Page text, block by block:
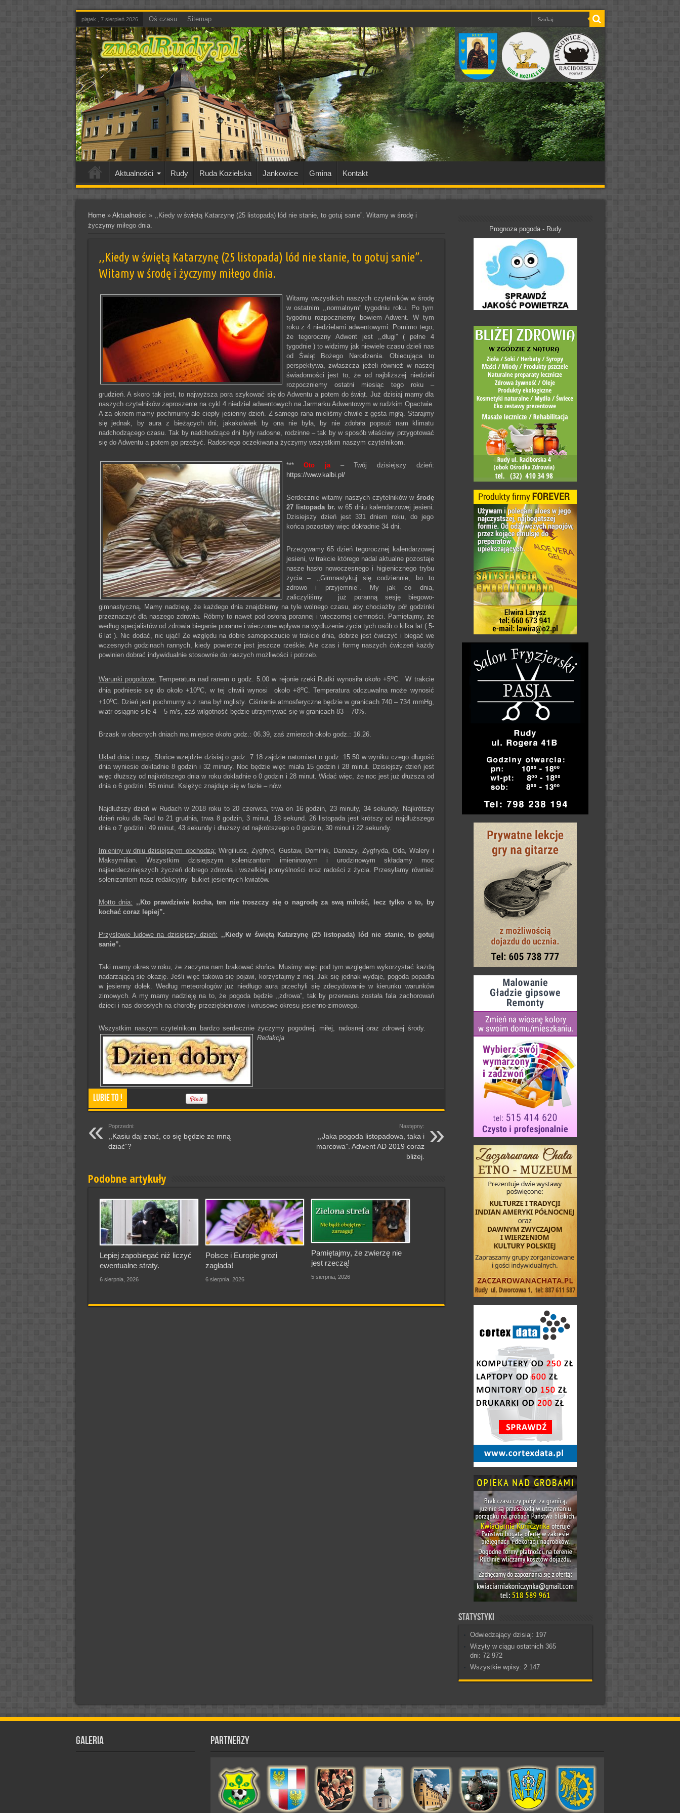
piątek , 7 sierpień 2026 Oś czasu Sitemap
Aktualności Rudy Ruda Kozielska Jankowice Gmina Kontakt
Home» Aktualności » ,,Kiedy w świętą Katarzynę (25 listopada) lód nie stanie, to gotuj sanie”. Witamy w środę i
życzymy miłego dnia.
,,Kiedy w świętą Katarzynę (25 listopada) lód nie stanie, to gotuj sanie”.
Witamy w środę i życzymy miłego dnia.
Witamy wszystkich naszych czytelników w środę
w ostatnim ,,normalnym” tygodniu roku. Po tym
tygodniu rozpoczniemy bowiem Adwent. W tym
roku z 4 niedzielami adwentowymi. Pomimo tego,
że tegoroczny Adwent jest ,,długi” ( pełne 4
tygodnie ) to widzimy jak niewiele czasu dzieli nas
od Świąt Bożego Narodzenia. Obiecująca to
perspektywa, zwłaszcza jeżeli również w naszej
świadomości jest to, że od najbliższej niedzieli
rozpoczniemy ostatni miesiąc tego roku –
grudzień. A skoro tak jest, to najwyższa pora szykować się do Adwentu a potem do świąt. Już dzisiaj mamy dla
naszych czytelników zaproszenie na cykl 4 niedziel adwentowych na Jarmarku Adwentowym w rudzkim Opactwie.
A za oknem mamy pochmurny ale ciepły jesienny dzień. Z samego rana mieliśmy chwile z gęsta mgłą. Starajmy
się jednak, by aura z bieżących dni, jakakolwiek by ona nie była, by nie zdołała popsuć nam klimatu
nadchodzącego czasu. Tak by nadchodzące dni były radosne, rodzinne – tak by w sposób właściwy przygotować
się do Adwentu a potem go przeżyć. Radosnego oczekiwania życzymy wszystkim naszym czytelnikom.
***Oto ja– Twój dzisiejszy dzień:
https://www.kalbi.pl/
Serdecznie witamy naszych czytelników wśrodę
27 listopada br. w 65 dniu kalendarzowej jesieni.
Dzisiejszy dzień jest 331 dniem roku, do jego
końca pozostały więc dokładnie 34 dni.
Przeżywamy 65 dzień tegorocznej kalendarzowej
jesieni, w trakcie którego nadal aktualne pozostaje
nasze hasło nowoczesnego i higienicznego trybu
życia – ,,Gimnastykuj się codziennie, bo to
zdrowo i przyjemnie”. My jak co dnia,
zaliczyliśmy już poranną sesję biegowo-
gimnastyczną. Mamy nadzieję, że każdego dnia znajdziemy na tyle wolnego czasu, aby chociażby pół godzinki
przeznaczyć dla naszego zdrowia. Róbmy to nawet pod osłoną porannej i wieczornej ciemności. Pamiętajmy, że
według specjalistów od zdrowia bieganie poranne i wieczorne wpływa na wydłużenie życia tych osób o kilka lat ( 5-
6 lat ). Nic dodać, nic ująć! Ze względu na dobre samopoczucie w trakcie dnia, dobrze jest ćwiczyć i biegać we
wczesnych godzinach rannych, kiedy powietrze jest jeszcze rześkie. Ale czas i formę naszych ćwiczeń każdy
powinien dobrać indywidualnie stosownie do naszych możliwości i potrzeb.
Warunki pogodowe: Temperatura nad ranem o godz. 5.00 w rejonie rzeki Rudki wynosiła około +5oC. W trakcie
dnia podniesie się do około +10oC, w tej chwili wynosi około +8oC. Temperatura odczuwalna może wynosić
+10oC. Dzień jest pochmurny a z rana był mglisty. Ciśnienie atmosferyczne będzie w granicach 740 – 734 mmHg,
wiatr osiągnie siłę 4 – 5 m/s, zaś wilgotność będzie utrzymywać się w granicach 83 – 70%.
Brzask w obecnych dniach ma miejsce około godz.: 06.39, zaś zmierzch około godz.: 16.26.
Układ dnia i nocy: Słońce wzejdzie dzisiaj o godz. 7.18 zajdzie natomiast o godz. 15.50 w wyniku czego długość
dnia wyniesie dokładnie 8 godzin i 32 minuty. Noc będzie więc miała 15 godzin i 28 minut. Dzisiejszy dzień jest
więc dłuższy od najkrótszego dnia w roku dokładnie o 0 godzin i 28 minut. Widać więc, że noc jest już dłuższa od
dnia o 6 godzin i 56 minut. Księżyc znajduje się w fazie – nów.
Najdłuższy dzień w Rudach w 2018 roku to 20 czerwca, trwa on 16 godzin, 23 minuty, 34 sekundy. Najkrótszy
dzień roku dla Rud to 21 grudnia, trwa 8 godzin, 3 minut, 18 sekund. 26 listopada jest krótszy od najdłuższego
dnia o 7 godzin i 49 minut, 43 sekundy i dłuższy od najkrótszego o 0 godzin, 30 minut i 22 sekundy.
Imieniny w dniu dzisiejszym obchodzą: Wirgiliusz, Zygfryd, Gustaw, Dominik, Damazy, Zygfryda, Oda, Walery i
Maksymilian. Wszystkim dzisiejszym solenizantom imieninowym i urodzinowym składamy moc
najserdeczniejszych życzeń dobrego zdrowia i wszelkiej pomyślności oraz radości z życia. Przesyłamy również
solenizantom nasz redakcyjny bukiet jesiennych kwiatów.
Motto dnia: ,,Kto prawdziwie kocha, ten nie troszczy się o nagrodę za swą miłość, lecz tylko o to, by
kochać coraz lepiej”.
Przysłowie ludowe na dzisiejszy dzień: ,,Kiedy w świętą Katarzynę (25 listopada) lód nie stanie, to gotuj
sanie”.
Taki mamy okres w roku, że zaczyna nam brakować słońca. Musimy więc pod tym względem wykorzystać każdą
nadarzającą się okazję. Jeśli więc takowa się pojawi, korzystajmy z niej. Jak się jednak wydaje, pogoda popadła
w jesienny dołek. Według meteorologów już niedługo aura przechyli się zdecydowanie w kierunku warunków
zimowych. A my mamy nadzieję na to, że pogoda będzie ,,zdrowa”, tak by przerwana została fala zachorowań
dzieci i nas dorosłych na choroby przeziębieniowe i wirusowe okresu jesienno-zimowego.
Wszystkim naszym czytelnikom bardzo serdecznie życzymy pogodnej, miłej, radosnej oraz zdrowej środy.
Redakcja
Lubie To !
Poprzedni:
,,Kasiu daj znać, co się będzie ze mną
dziać”?
Następny:
,,Jaka pogoda listopadowa, taka i
marcowa”. Adwent AD 2019 coraz
bliżej.
Podobne artykuły
Lepiej zapobiegać niż liczyć
ewentualne straty.
6 sierpnia, 2026
Polsce i Europie grozi
zagłada!
6 sierpnia, 2026
Pamiętajmy, że zwierzę nie
jest rzeczą!
5 sierpnia, 2026
Prognoza pogoda - Rudy
Statystyki
Odwiedzający dzisiaj: 197
Wizyty w ciągu ostatnich 365
dni: 72 972
Wszystkie wpisy: 2 147
Galeria Partnerzy